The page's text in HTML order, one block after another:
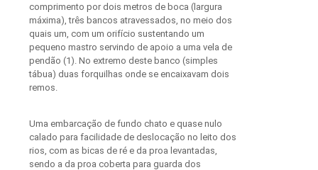
comprimento por dois metros de boca (largura
máxima), três bancos atravessados, no meio dos
quais um, com um orifício sustentando um
pequeno mastro servindo de apoio a uma vela de
pendão (1). No extremo deste banco (simples
tábua) duas forquilhas onde se encaixavam dois
remos.
Uma embarcação de fundo chato e quase nulo
calado para facilidade de deslocação no leito dos
rios, com as bicas de ré e da proa levantadas,
sendo a da proa coberta para guarda dos